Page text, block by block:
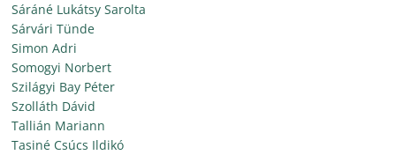
Sáráné Lukátsy Sarolta
Sárvári Tünde
Simon Adri
Somogyi Norbert
Szilágyi Bay Péter
Szolláth Dávid
Tallián Mariann
Tasiné Csúcs Ildikó